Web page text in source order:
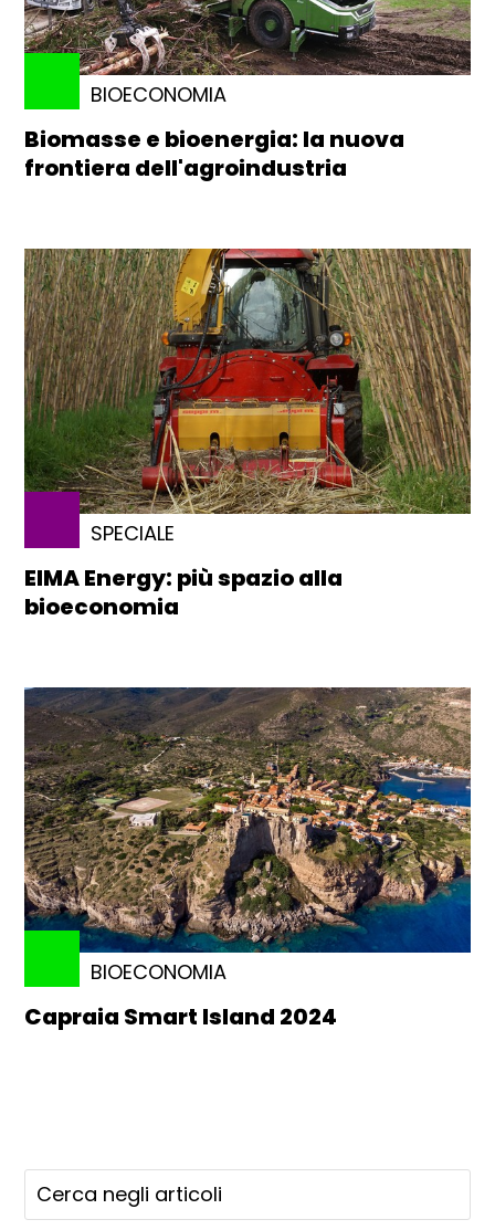
BIOECONOMIA
Biomasse e bioenergia: la nuova
frontiera dell'agroindustria
SPECIALE
EIMA Energy: più spazio alla
bioeconomia
BIOECONOMIA
Capraia Smart Island 2024